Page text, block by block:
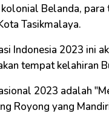
Belanda,
Tasikmalaya.
Indonesia 2023 ini
tempat kelahiran
2023 adalah
Royong yang